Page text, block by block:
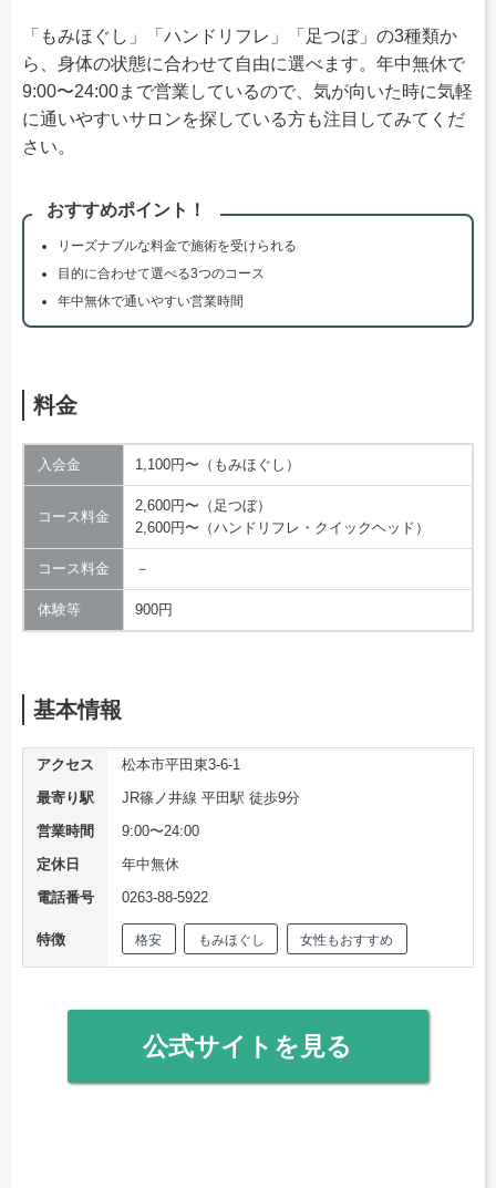
「もみほぐし」「ハンドリフレ」「足つぼ」の3種類か
ら、身体の状態に合わせて自由に選べます。年中無休で
9:00〜24:00まで営業しているので、気が向いた時に気軽
に通いやすいサロンを探している方も注目してみてくだ
さい。
おすすめポイント！
リーズナブルな料金で施術を受けられる
目的に合わせて選べる3つのコース
年中無休で通いやすい営業時間
料金
入会金 1,100円〜（もみほぐし）
コース料金
2,600円〜（足つぼ）
2,600円〜（ハンドリフレ・クイックヘッド）
コース料金 －
体験等 900円
基本情報
アクセス
松本市平田東3-6-1
最寄り駅
JR篠ノ井線 平田駅 徒歩9分
営業時間
9:00〜24:00
定休日
年中無休
電話番号
0263-88-5922
特徴 格安 もみほぐし 女性もおすすめ
公式サイトを見る